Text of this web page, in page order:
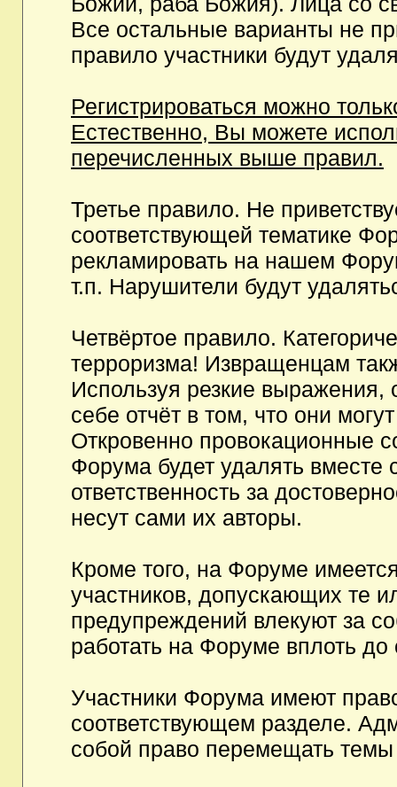
Все остальные варианты не
правило участники будут
Регистрироваться можно
Естественно, Вы можете
перечисленных выше правил.
Третье правило. Не
соответствующей тематике
рекламировать на нашем
т.п. Нарушители будут
Четвёртое правило.
терроризма! Извращенцам
Используя резкие выражения,
себе отчёт в том, что они
Откровенно провокационные
Форума будет удалять вместе
ответственность за
несут сами их авторы.
Кроме того, на Форуме
участников, допускающих те
предупреждений влекуют за
работать на Форуме вплоть
Участники Форума имеют
соответствующем разделе.
собой право перемещать темы